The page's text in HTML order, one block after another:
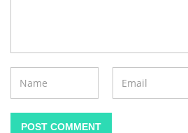
POST COMMENT